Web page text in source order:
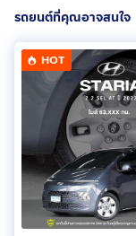
รถยนต์ที่คุณอาจสนใจ
HOT